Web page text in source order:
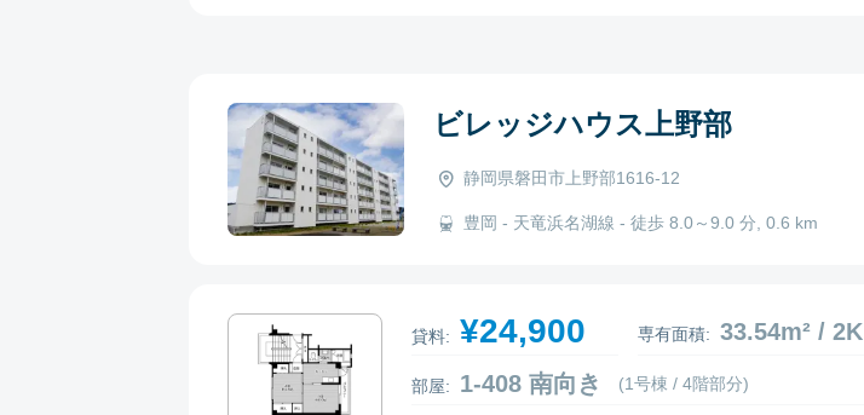
ビレッジハウス上野部
静岡県磐田市上野部1616-12
豊岡 - 天竜浜名湖線 - 徒歩 8.0～9.0 分, 0.6 km
貸料: ¥24,900 専有面積: 33.54m² / 2K
部屋: 1-408 南向き (1号棟 / 4階部分)